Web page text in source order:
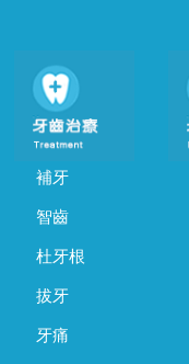
補牙
智齒
杜牙根
拔牙
牙痛